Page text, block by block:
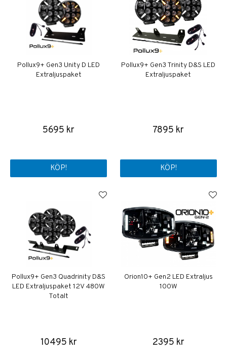
Pollux9+ Gen3 Unity D LED
Extraljuspaket
5695 kr
KÖP!
Pollux9+ Gen3 Trinity D&S LED
Extraljuspaket
7895 kr
KÖP!
Pollux9+ Gen3 Quadrinity D&S
LED Extraljuspaket 12V 480W
Totalt
10495 kr
Orion10+ Gen2 LED Extraljus
100W
2395 kr